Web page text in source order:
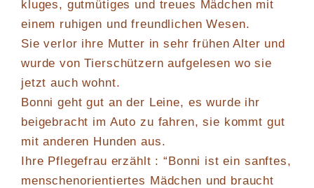
kluges, gutmütiges und treues Mädchen mit
einem ruhigen und freundlichen Wesen.
Sie verlor ihre Mutter in sehr frühen Alter und
wurde von Tierschützern aufgelesen wo sie
jetzt auch wohnt.
Bonni geht gut an der Leine, es wurde ihr
beigebracht im Auto zu fahren, sie kommt gut
mit anderen Hunden aus.
Ihre Pflegefrau erzählt : “Bonni ist ein sanftes,
menschenorientiertes Mädchen und braucht